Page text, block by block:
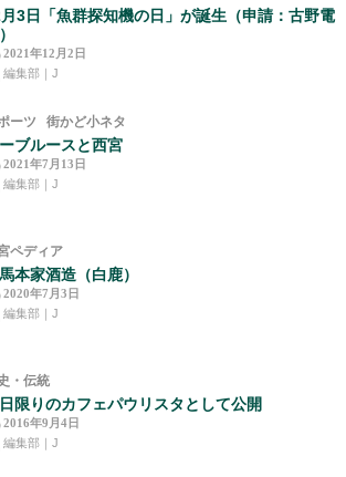
3日「魚群探知機の日」が誕生（申請：古野電
2021年12月2日
編集部｜J
ーツ 街かど小ネタ
ブルースと西宮
2021年7月13日
編集部｜J
ペディア
本家酒造（白鹿）
2020年7月3日
編集部｜J
・伝統
限りのカフェパウリスタとして公開
2016年9月4日
編集部｜J